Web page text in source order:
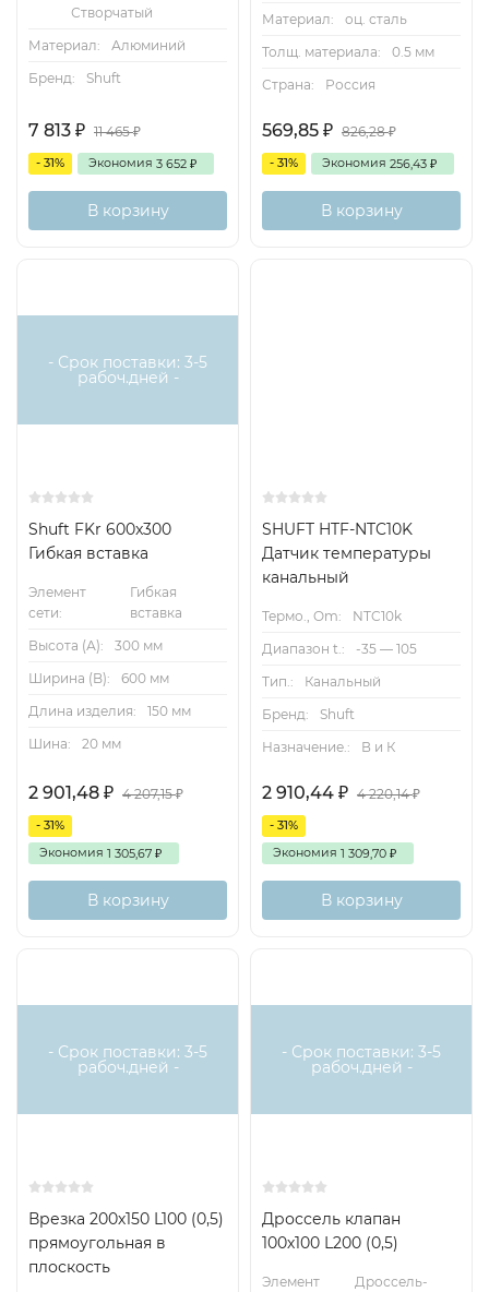
Створчатый
Материал:
Алюминий
Бренд:
Shuft
7 813 ₽ 11 465₽
- 31% Экономия 3 652 ₽
В корзину
Материал:
оц. сталь
Толщ. материала:
0.5 мм
Страна:
Россия
569,85 ₽ 826,28₽
- 31% Экономия 256,43 ₽
В корзину
- Срок поставки: 3-5
рабоч.дней -
Shuft FKr 600x300
Гибкая вставка
Элемент
сети:
Гибкая
вставка
Высота (А):
300 мм
Ширина (B):
600 мм
Длина изделия:
150 мм
Шина:
20 мм
2 901,48 ₽ 4 207,15₽
- 31%
Экономия 1 305,67 ₽
В корзину
SHUFT HTF-NTC10K
Датчик температуры
канальный
Термо., Om:
NTC10k
Диапазон t.:
-35 — 105
Тип.:
Канальный
Бренд:
Shuft
Назначение.:
В и К
2 910,44 ₽ 4 220,14₽
- 31%
Экономия 1 309,70 ₽
В корзину
- Срок поставки: 3-5
рабоч.дней -
Врезка 200х150 L100 (0,5)
прямоугольная в
плоскость
- Срок поставки: 3-5
рабоч.дней -
Дроссель клапан
100х100 L200 (0,5)
Элемент
Дроссель-